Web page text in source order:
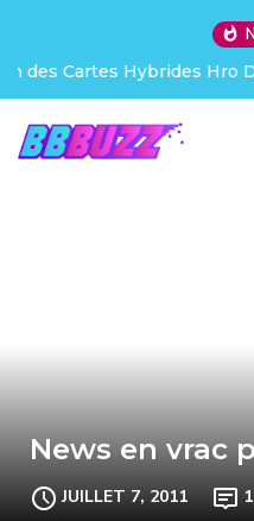
Test Wanbo ToGo Pro : le
déchire !
News en vrac